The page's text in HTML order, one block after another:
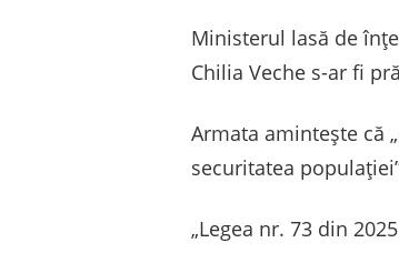
Ministerul lasă de
Chilia Veche s-ar fi
Armata amintește că
securitatea
„Legea nr. 73 din